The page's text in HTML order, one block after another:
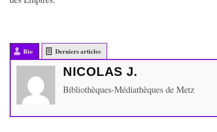
Bio Derniers articles
NICOLAS J.
Bibliothèques-Médiathèques de Metz